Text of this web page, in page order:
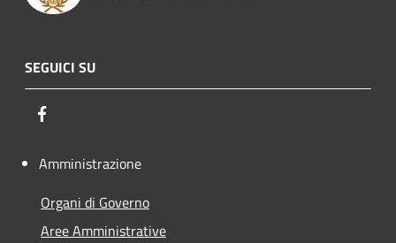
SEGUICI SU
Amministrazione
Organi di Governo
Aree Amministrative